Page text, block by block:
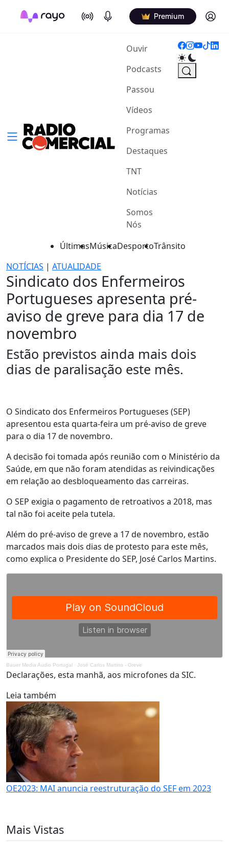
On Air Podcasts Premium Log in
Ouvir(current)
Podcasts
Passou
Vídeos
Programas
Destaques
TNT
Notícias
Somos
Nós
ÚltimasMúsicaDesportoTrânsito
NOTÍCIAS | ATUALIDADE
Sindicato dos Enfermeiros
Portugueses apresenta pré-
aviso de greve para dia 17 de
novembro
Estão previstos ainda mais dois
dias de paralisação este mês.
O Sindicato dos Enfermeiros Portugueses (SEP)
apresentou esta quarta-feira um pré-aviso de greve
para o dia 17 de novembro.
A decisão foi tomada após reunião com o Ministério da
Saúde, em que não foram atendidas as reivindicações
em relação ao desbloqueamento das carreiras.
O SEP exigia o pagamento de retroativos a 2018, mas
tal não foi aceite pela tutela.
Além do pré-aviso de greve a 17 de novembro, estão
marcados mais dois dias de protesto para este mês,
como explica o Presidente do SEP, José Carlos Martins.
Bauer Media Audio Portugal · José Carlos Martins - Greve
Declarações, esta manhã, aos microfones da SIC.
Leia também
OE2023: MAI anuncia reestruturação do SEF em 2023
Mais Vistas